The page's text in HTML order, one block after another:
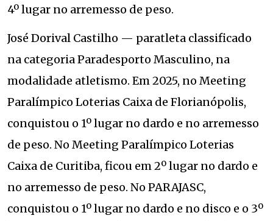
4º lugar no arremesso de peso.
José Dorival Castilho — paratleta classificado
na categoria Paradesporto Masculino, na
modalidade atletismo. Em 2025, no Meeting
Paralímpico Loterias Caixa de Florianópolis,
conquistou o 1º lugar no dardo e no arremesso
de peso. No Meeting Paralímpico Loterias
Caixa de Curitiba, ficou em 2º lugar no dardo e
no arremesso de peso. No PARAJASC,
conquistou o 1º lugar no dardo e no disco e o 3º